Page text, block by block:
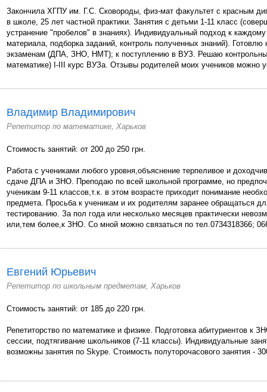
Закончила ХГПУ им. Г.С. Сковороды, физ-мат факультет с красным
в школе, 25 лет частной практики. Занятия с детьми 1-11 класс
устранение "пробелов" в знаниях). Индивидуальный подход к
материала, подборка заданий, контроль полученных знаний). Готовлю
экзаменам (ДПА, ЗНО, НМТ); к поступлению в ВУЗ. Решаю
математике) I-III курс ВУЗа. Отзывы родителей моих учеников можно
Владимир Владимирович
Репетитор по математике, Харьков
Стоимость занятий: от 200 до 250 грн.
Работа с учениками любого уровня,объяснение терпеливое и
сдаче ДПА и ЗНО. Преподаю по всей школьной программе, но
ученикам 9-11 классов,т.к. в этом возрасте приходит понимание
предмета. Просьба к ученикам и их родителям заранее обращаться
тестированию. За пол года или несколько месяцев практически
или,тем более,к ЗНО. Со мной можно связаться по тел.0734318366;
Евгений Юрьевич
Репетитор по школьным предметам, Харьков
Стоимость занятий: от 185 до 220 грн.
Репетиторство по математике и физике. Подготовка абитуриентов к
сессии, подтягивание школьников (7-11 классы). Индивидуальные
возможны занятия по Skype. Стоимость полуторочасового занятия -